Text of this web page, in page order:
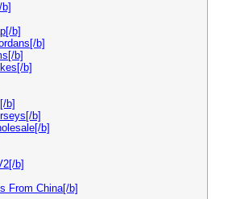
b]
b]
b]
b]
b]
b]
b]
b]
From China[/b]